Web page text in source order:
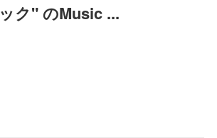
ク" のMusic ...